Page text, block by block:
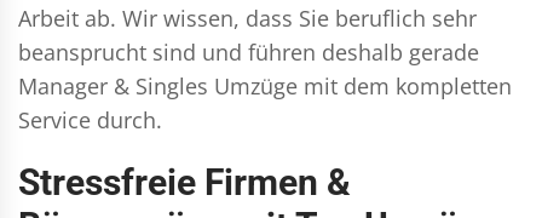
Arbeit ab. Wir wissen, dass Sie beruflich sehr
beansprucht sind und führen deshalb gerade
Manager & Singles Umzüge mit dem kompletten
Service durch.
Stressfreie Firmen &